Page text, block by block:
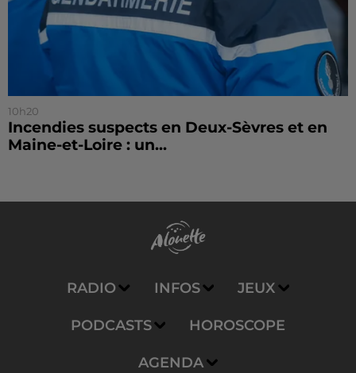
10h20
Incendies suspects en Deux-Sèvres et en
Maine-et-Loire : un...
RADIO INFOS JEUX
PODCASTS HOROSCOPE
AGENDA